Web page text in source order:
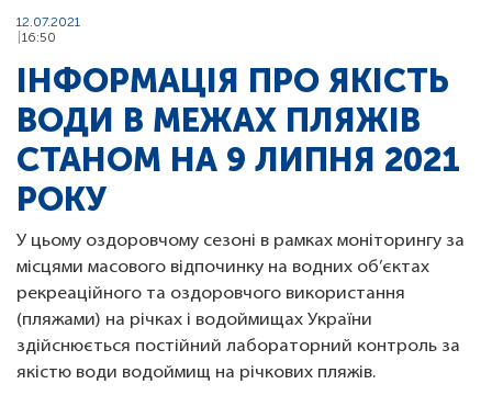
12.07.2021
16:50
ІНФОРМАЦІЯ ПРО ЯКІСТЬ
ВОДИ В МЕЖАХ ПЛЯЖІВ
СТАНОМ НА 9 ЛИПНЯ 2021
РОКУ
У цьому оздоровчому сезоні в рамках моніторингу за
місцями масового відпочинку на водних об’єктах
рекреаційного та оздоровчого використання
(пляжами) на річках і водоймищах України
здійснюється постійний лабораторний контроль за
якістю води водоймищ на річкових пляжів.